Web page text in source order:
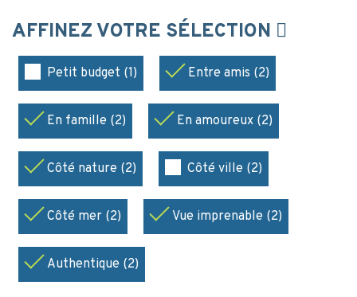
AFFINEZ VOTRE SÉLECTION
Petit budget (1) Entre amis (2)
En famille (2) En amoureux (2)
Côté nature (2) Côté ville (2)
Côté mer (2) Vue imprenable (2)
Authentique (2)